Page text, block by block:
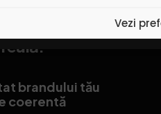
Vezi
brandului tău
coerentă